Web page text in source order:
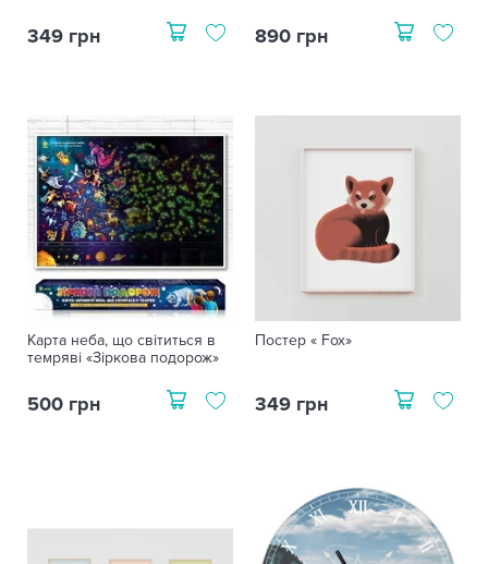
349 грн 890 грн
Карта неба, що світиться в
темряві «Зіркова подорож»
500 грн
Постер « Fox»
349 грн